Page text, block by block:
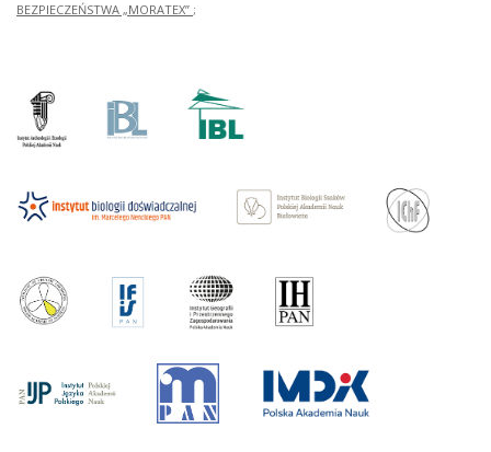
BEZPIECZEŃSTWA „MORATEX” ;